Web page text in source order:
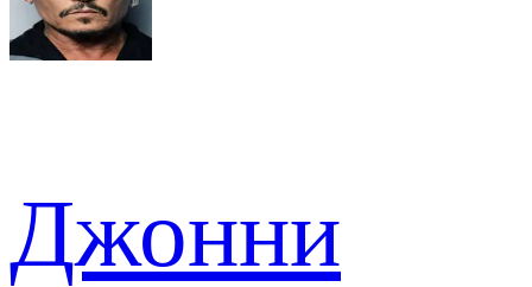
Джонни